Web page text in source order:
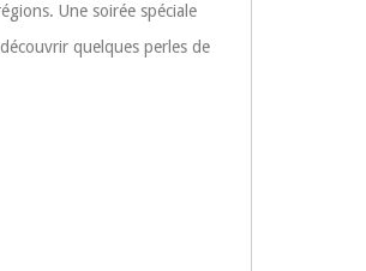
Une soirée spéciale
quelques perles de